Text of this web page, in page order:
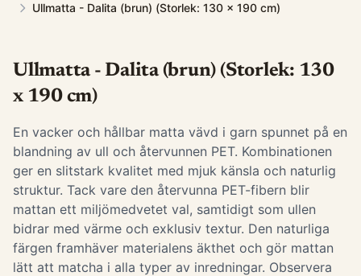
Ullmatta - Dalita (brun) (Storlek: 130 x 190 cm)
Ullmatta - Dalita (brun) (Storlek: 130
x 190 cm)
En vacker och hållbar matta vävd i garn spunnet på en
blandning av ull och återvunnen PET. Kombinationen
ger en slitstark kvalitet med mjuk känsla och naturlig
struktur. Tack vare den återvunna PET-fibern blir
mattan ett miljömedvetet val, samtidigt som ullen
bidrar med värme och exklusiv textur. Den naturliga
färgen framhäver materialens äkthet och gör mattan
lätt att matcha i alla typer av inredningar. Observera